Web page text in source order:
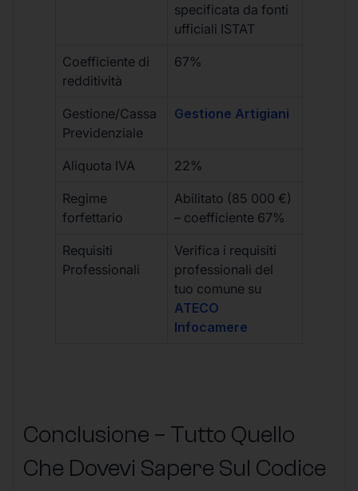
specificata da fonti
ufficiali ISTAT
Coefficiente di
redditività
67%
Gestione/Cassa
Previdenziale
Gestione Artigiani
Aliquota IVA 22%
Regime
forfettario
Abilitato (85 000 €)
– coefficiente 67%
Requisiti
Professionali
Verifica i requisiti
professionali del
tuo comune su
ATECO
Infocamere
Conclusione – Tutto Quello
Che Dovevi Sapere Sul Codice